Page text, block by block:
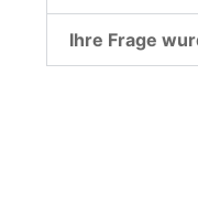
Ihre Frage